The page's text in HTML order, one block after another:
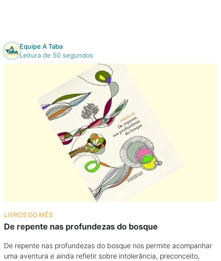
Cursos On line
Eventos
Equipe A Taba
Leitura de 50 segundos
LIVROS DO MÊS
De repente nas profundezas do bosque
De repente nas profundezas do bosque nos permite acompanhar
uma aventura e ainda refletir sobre intolerância, preconceito,